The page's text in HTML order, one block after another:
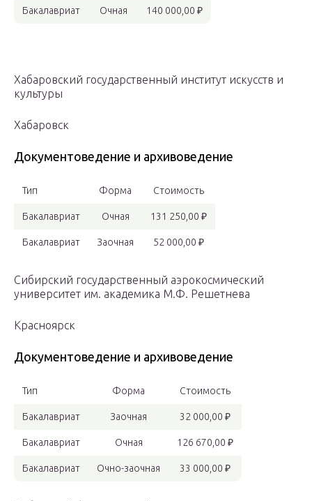
Бакалавриат Очная 140 000,00 ₽
Хабаровский государственный институт искусств и
культуры
Хабаровск
Документоведение и архивоведение
Тип Форма Стоимость
Бакалавриат Очная 131 250,00 ₽
Бакалавриат Заочная 52 000,00 ₽
Сибирский государственный аэрокосмический
университет им. академика М.Ф. Решетнева
Красноярск
Документоведение и архивоведение
Тип Форма Стоимость
Бакалавриат Заочная 32 000,00 ₽
Бакалавриат Очная 126 670,00 ₽
Бакалавриат Очно-заочная 33 000,00 ₽